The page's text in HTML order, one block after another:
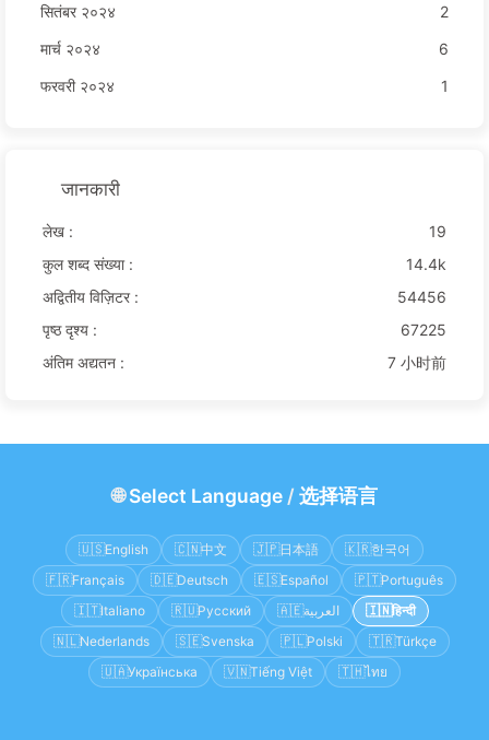
सितंबर २०२४
2
मार्च २०२४
6
फरवरी २०२४
1
जानकारी
लेख :
19
कुल शब्द संख्या :
14.4k
अद्वितीय विज़िटर :
54456
पृष्ठ दृश्य :
67225
अंतिम अद्यतन :
7 小时前
🌐Select Language/ 选择语言
🇺🇸English 🇨🇳中文 🇯🇵日本語 🇰🇷한국어
🇫🇷Français 🇩🇪Deutsch 🇪🇸Español 🇵🇹Português
🇮🇹Italiano 🇷🇺Русский 🇦🇪العربية 🇮🇳 हिन्दी
🇳🇱Nederlands 🇸🇪Svenska 🇵🇱Polski 🇹🇷Türkçe
🇺🇦Українська 🇻🇳Tiếng Việt 🇹🇭ไทย